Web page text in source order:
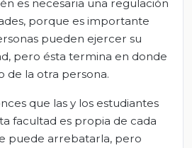
es necesaria una regulación
porque es importante
pueden ejercer su
pero ésta termina en donde
de la otra persona.
que las y los estudiantes
facultad es propia de cada
puede arrebatarla, pero